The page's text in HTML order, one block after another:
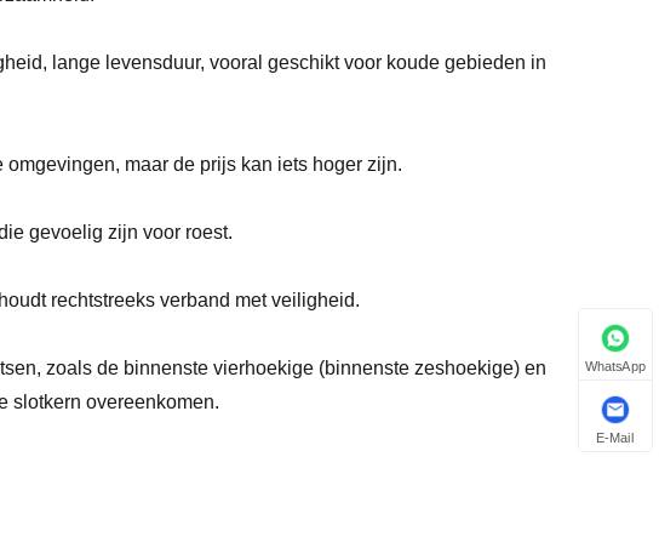
lange levensduur, vooral geschikt voor koude gebieden in
maar de prijs kan iets hoger zijn.
gevoelig zijn voor roest.
rechtstreeks verband met veiligheid.
zoals de binnenste vierhoekige (binnenste zeshoekige) en
slotkern overeenkomen.
WhatsApp
E-Mail